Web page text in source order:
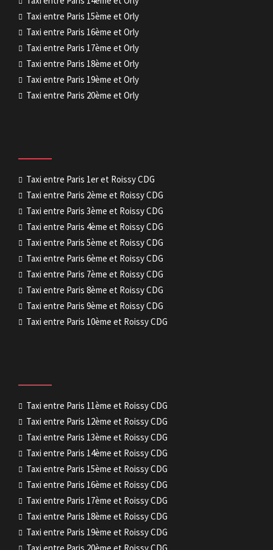
Taxi entre Paris 15ème et Orly
Taxi entre Paris 16ème et Orly
Taxi entre Paris 17ème et Orly
Taxi entre Paris 18ème et Orly
Taxi entre Paris 19ème et Orly
Taxi entre Paris 20ème et Orly
Taxi entre Paris 1er et Roissy CDG
Taxi entre Paris 2ème et Roissy CDG
Taxi entre Paris 3ème et Roissy CDG
Taxi entre Paris 4ème et Roissy CDG
Taxi entre Paris 5ème et Roissy CDG
Taxi entre Paris 6ème et Roissy CDG
Taxi entre Paris 7ème et Roissy CDG
Taxi entre Paris 8ème et Roissy CDG
Taxi entre Paris 9ème et Roissy CDG
Taxi entre Paris 10ème et Roissy CDG
Taxi entre Paris 11ème et Roissy CDG
Taxi entre Paris 12ème et Roissy CDG
Taxi entre Paris 13ème et Roissy CDG
Taxi entre Paris 14ème et Roissy CDG
Taxi entre Paris 15ème et Roissy CDG
Taxi entre Paris 16ème et Roissy CDG
Taxi entre Paris 17ème et Roissy CDG
Taxi entre Paris 18ème et Roissy CDG
Taxi entre Paris 19ème et Roissy CDG